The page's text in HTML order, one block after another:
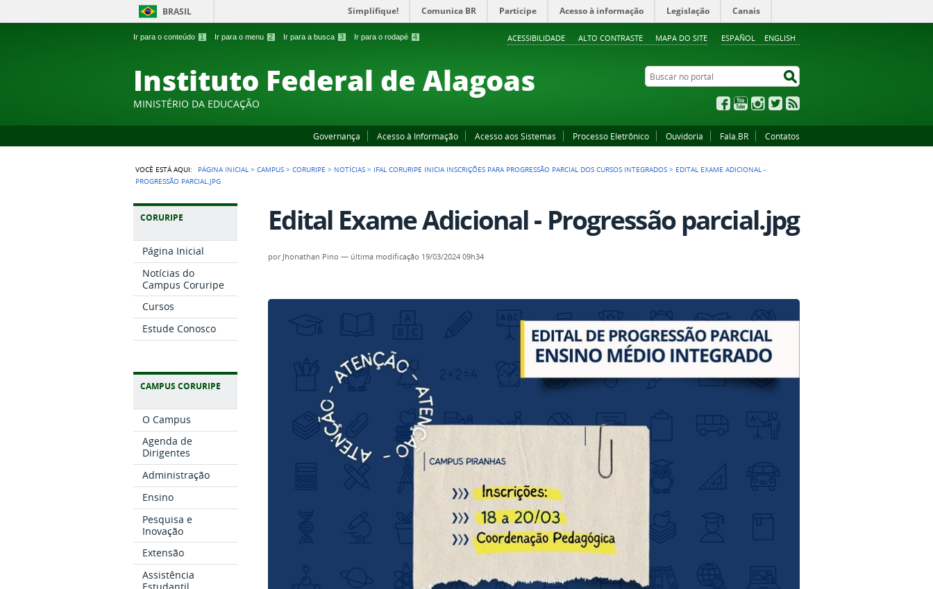
Ir para o conteúdo 1 Ir para o menu 2 Ir para a busca 3 Ir para o rodapé 4 ESPAÑOL ENGLISH
ACESSIBILIDADE ALTO CONTRASTE MAPA DO SITE
BRASIL Simplifique! Comunica BR Participe Acesso à informação Legislação Canais
Instituto Federal de Alagoas
MINISTÉRIO DA EDUCAÇÃO
Buscar no portal
FacebookYouTubeInstagram
Twitter
Governança Acesso à Informação Acesso aos Sistemas Processo Eletrônico Ouvidoria Fala.BR Contatos
VOCÊ ESTÁ AQUI: PÁGINA INICIAL >CAMPUS >CORURIPE > NOTÍCIAS > IFAL CORURIPE INICIA INSCRIÇÕES PARA PROGRESSÃO PARCIAL DOS CURSOS INTEGRADOS > EDITAL EXAME ADICIONAL -
PROGRESSÃO PARCIAL.JPG
CORURIPE
Página Inicial
Notícias do
Campus Coruripe
Cursos
Estude Conosco
CAMPUS CORURIPE
O Campus
Agenda de
Dirigentes
Administração
Ensino
Pesquisa e
Inovação
Extensão
Assistência
Edital Exame Adicional - Progressão parcial.jpg
por Jhonathan Pino — última modificação 19/03/2024 09h34